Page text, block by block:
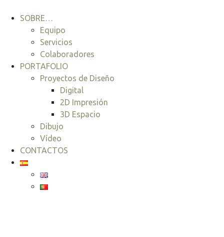
SOBRE…
Equipo
Servicios
Colaboradores
PORTAFOLIO
Proyectos de Diseño
Digital
2D Impresión
3D Espacio
Dibujo
Vídeo
CONTACTOS